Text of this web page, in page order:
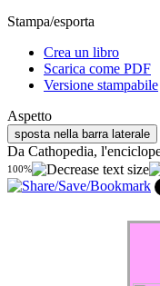
Stampa/esporta
Crea un libro
Scarica come PDF
Versione stampabile
Aspetto
sposta nella barra laterale
Da Cathopedia,
100%